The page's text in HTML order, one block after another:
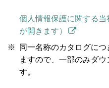
個人情報保護に関する
が開きます）
同一名称のカタログに
ますので、一部のみダ
す。